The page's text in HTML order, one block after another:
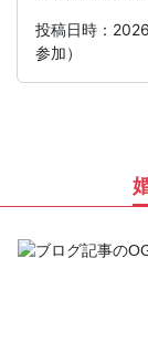
投稿日時：
参加）